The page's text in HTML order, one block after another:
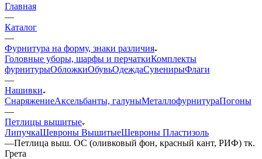
Главная
—
Каталог
—
Фурнитура на форму, знаки различия
Головные уборы, шарфы и перчаткиКомплекты
фурнитурыОбложкиОбувьОдеждаСувенирыФлаги
—
Нашивки
СнаряжениеАксельбанты, галуныМеталлофурнитураПогоны
—
Петлицы вышитые
ЛипучкаШевроны ВышитыеШевроны Пластизоль
—Петлица выш. ОС (оливковый фон, красный кант, РИФ) тк.
Грета